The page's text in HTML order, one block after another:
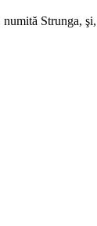
Strunga,